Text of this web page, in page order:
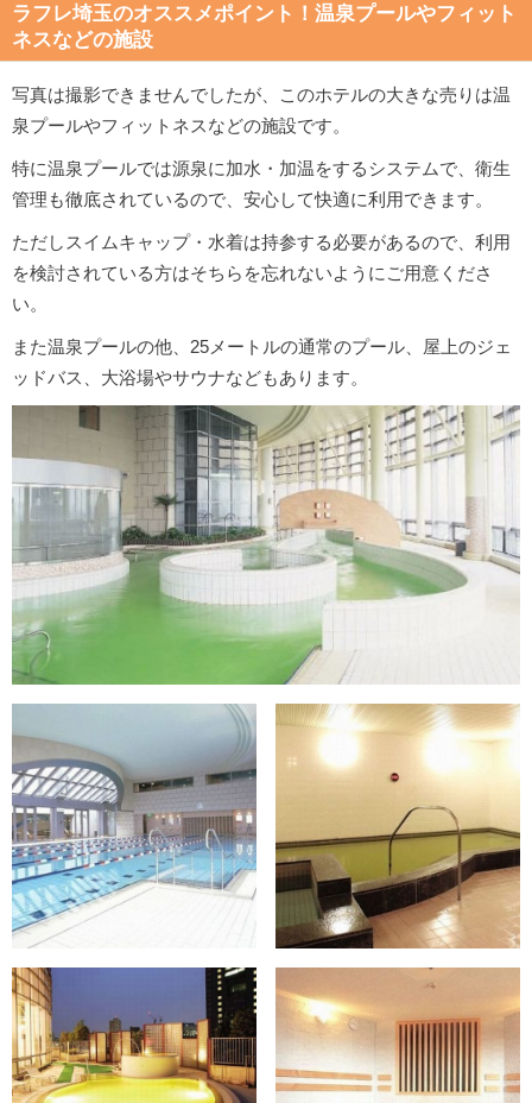
ラフレ埼玉のオススメポイント！温泉プールやフィット
ネスなどの施設
写真は撮影できませんでしたが、このホテルの大きな売りは温
泉プールやフィットネスなどの施設です。
特に温泉プールでは源泉に加水・加温をするシステムで、衛生
管理も徹底されているので、安心して快適に利用できます。
ただしスイムキャップ・水着は持参する必要があるので、利用
を検討されている方はそちらを忘れないようにご用意くださ
い。
また温泉プールの他、25メートルの通常のプール、屋上のジェ
ッドバス、大浴場やサウナなどもあります。